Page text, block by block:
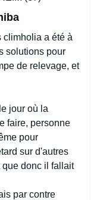
climholia a été à
solutions pour
de relevage, et
jour où la
faire, personne
pour
sur d'autres
donc il fallait
par contre